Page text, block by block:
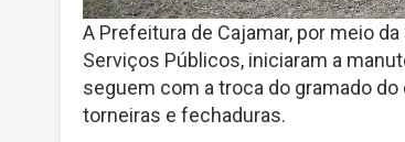
A Prefeitura de Cajamar, por meio
Serviços Públicos, iniciaram a
seguem com a troca do gramado
torneiras e fechaduras.